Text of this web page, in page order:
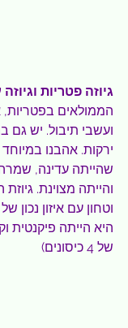
גיוזה פטריות
הממולאים בפטריות,
ועשבי תיבול. יש גם
ירקות. אהבנו
שהייתה עדינה,
והייתה מצוינת.
וטחון עם איזון נכון
של 4 כיסונים)